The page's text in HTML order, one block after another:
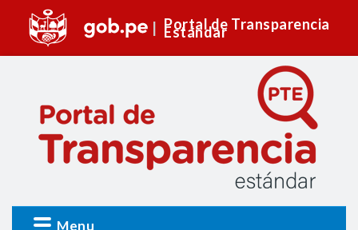
Portal de Transparencia
Estándar
Menu